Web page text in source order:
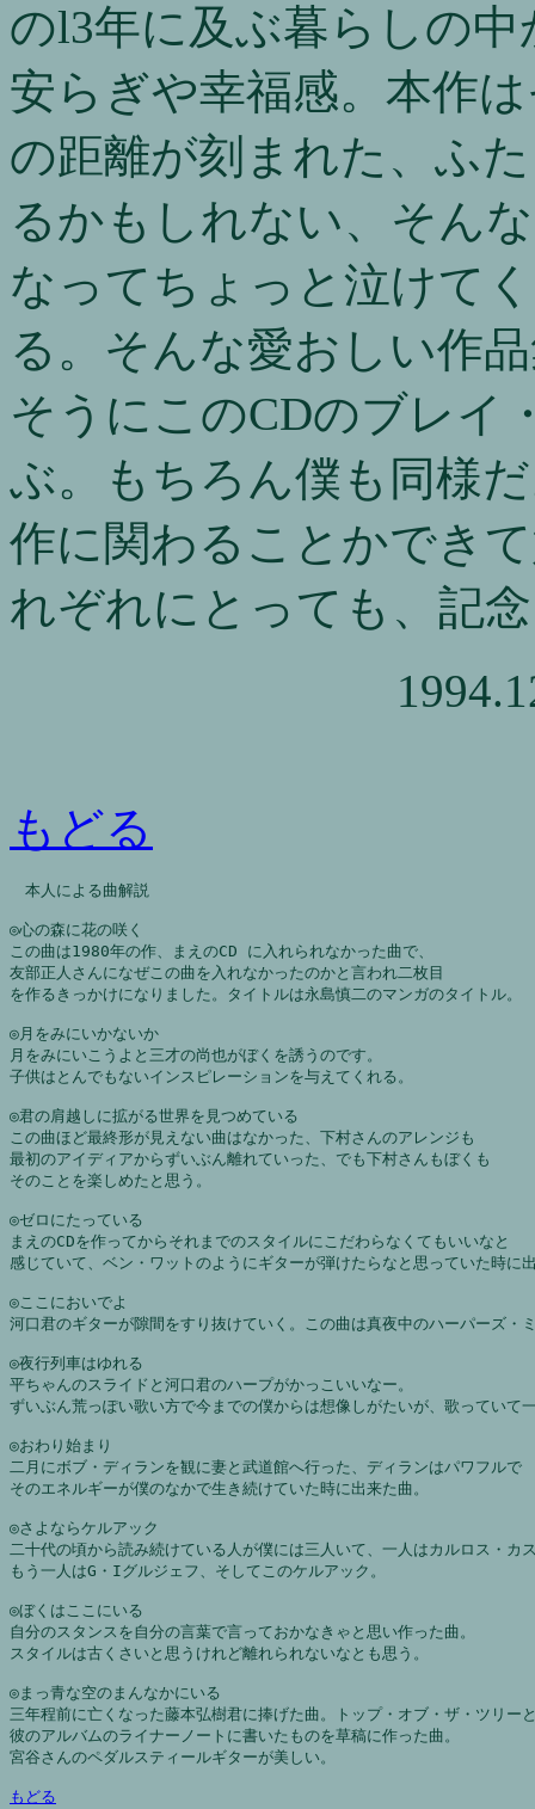
のl3年に及ぶ暮らしの
安らぎや幸福感。本作
の距離が刻まれた、ふ
るかもしれない、そん
なってちょっと泣けて
る。そんな愛おしい作
そうにこのCDのブレイ
ぶ。もちろん僕も同様
作に関わることかでき
れぞれにとっても、記
もどる
本人による曲解説
◎心の森に花の咲く
この曲は1980年の作、まえのCD に入れられなかった曲で、
友部正人さんになぜこの曲を入れなかったのかと言われ二枚目
を作るきっかけになりました。タイトルは永島慎二のマンガのタイトル。
◎月をみにいかないか
月をみにいこうよと三才の尚也がぼくを誘うのです。
子供はとんでもないインスピレーションを与えてくれる。
◎君の肩越しに拡がる世界を見つめている
この曲ほど最終形が見えない曲はなかった、下村さんのアレンジも
最初のアイディアからずいぶん離れていった、でも下村さんもぼくも
そのことを楽しめたと思う。
◎ゼロにたっている
まえのCDを作ってからそれまでのスタイルにこだわらなくてもいいなと
感じていて、ベン・ワットのようにギターが弾けたらなと思っていた時に
◎ここにおいでよ
河口君のギターが隙間をすり抜けていく。この曲は真夜中のハーパーズ・
◎夜行列車はゆれる
平ちゃんのスライドと河口君のハープがかっこいいなー。
ずいぶん荒っぽい歌い方で今までの僕からは想像しがたいが、歌っていて
◎おわり始まり
二月にボブ・ディランを観に妻と武道館へ行った、ディランはパワフルで
そのエネルギーが僕のなかで生き続けていた時に出来た曲。
◎さよならケルアック
二十代の頃から読み続けている人が僕には三人いて、一人はカルロス・カ
もう一人はG・Iグルジェフ、そしてこのケルアック。
◎ぼくはここにいる
自分のスタンスを自分の言葉で言っておかなきゃと思い作った曲。
スタイルは古くさいと思うけれど離れられないなとも思う。
◎まっ青な空のまんなかにいる
三年程前に亡くなった藤本弘樹君に捧げた曲。トップ・オブ・ザ・ツリー
彼のアルバムのライナーノートに書いたものを草稿に作った曲。
宮谷さんのペダルスティールギターが美しい。
もどる